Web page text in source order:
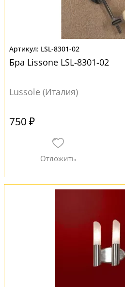
LSL-8301-02
Бра Lissone LSL-8301-02
Lussole (Италия)
750 ₽